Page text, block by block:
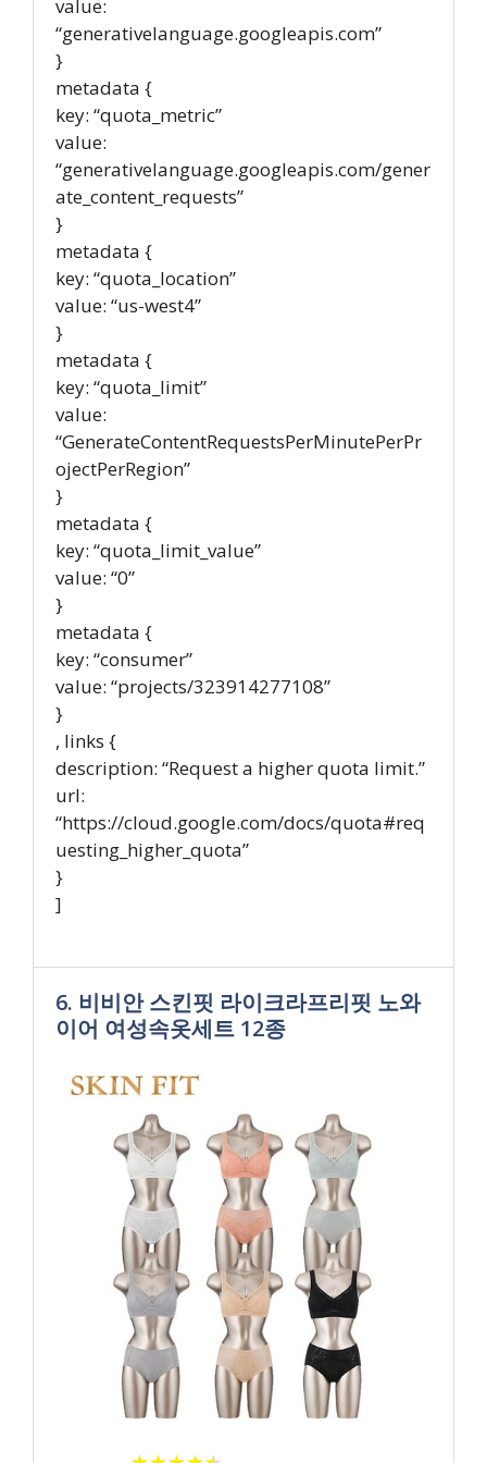
value:
“generativelanguage.googleapis.com”
}
metadata {
key: “quota_metric”
value:
“generativelanguage.googleapis.com/gener
ate_content_requests”
}
metadata {
key: “quota_location”
value: “us-west4”
}
metadata {
key: “quota_limit”
value:
“GenerateContentRequestsPerMinutePerPr
ojectPerRegion”
}
metadata {
key: “quota_limit_value”
value: “0”
}
metadata {
key: “consumer”
value: “projects/323914277108”
}
, links {
description: “Request a higher quota limit.”
url:
“https://cloud.google.com/docs/quota#req
uesting_higher_quota”
}
]
6. 비비안 스킨핏 라이크라프리핏 노와
이어 여성속옷세트 12종